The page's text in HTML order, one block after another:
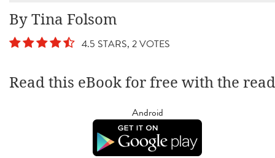
By Tina Folsom
4.5 STARS, 2 VOTES
Read this eBook for free with the
Android